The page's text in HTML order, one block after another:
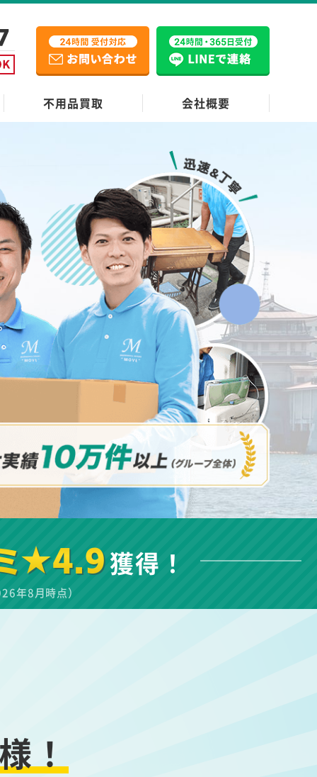
不用品買取 会社概要
★4.9獲得！
年8月時点）
！